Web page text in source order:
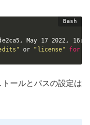
May 17 2022,
or "license" for
ールとパスの設定は